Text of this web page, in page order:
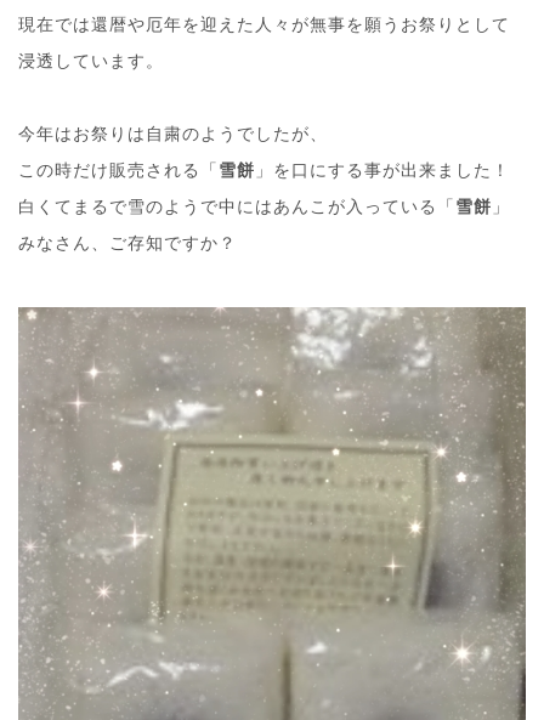
現在では還暦や厄年を迎えた人々が無事を願うお祭りとして
浸透しています。
今年はお祭りは自粛のようでしたが、
この時だけ販売される「 雪餅 」を口にする事が出来ました！
白くてまるで雪のようで中にはあんこが入っている「 雪餅 」
みなさん、ご存知ですか？